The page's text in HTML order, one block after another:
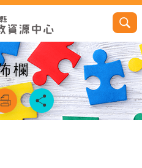
欄 略過字型切換